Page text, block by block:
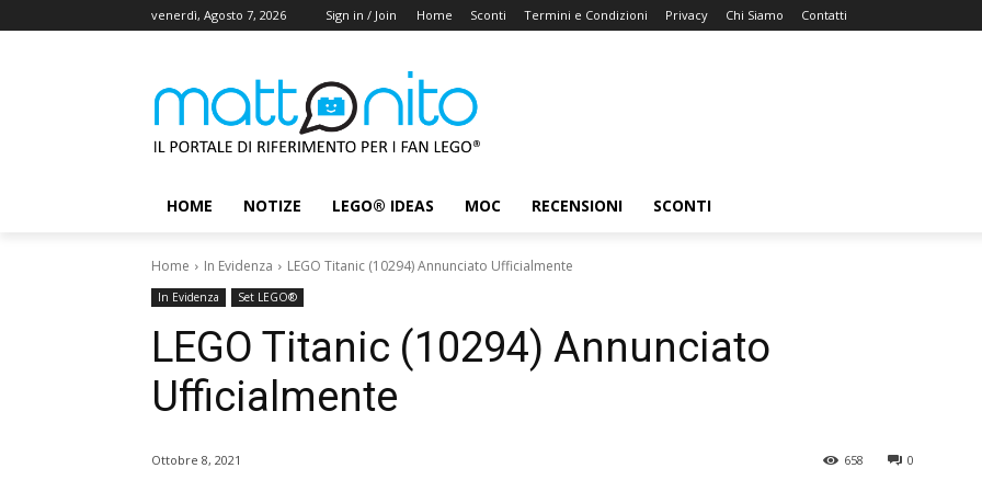
venerdì, Agosto 7, 2026 Sign in / Join Home Sconti Termini e Condizioni Privacy Chi Siamo Contatti
HOME NOTIZE LEGO® IDEAS MOC RECENSIONI SCONTI
Home In Evidenza LEGO Titanic (10294) Annunciato Ufficialmente
In Evidenza Set LEGO®
LEGO Titanic (10294) Annunciato
Ufficialmente
Ottobre 8, 2021 0
658